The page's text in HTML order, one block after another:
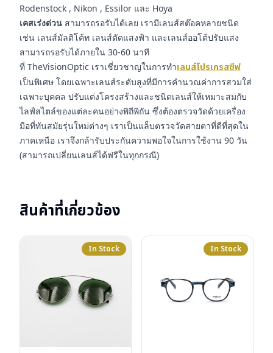
Rodenstock , Nikon , Essilor และ Hoya
เคสเร่งด่วน สามารถรอรับได้เลย เรามีเลนส์สต๊อคหลายชนิด
เช่น เลนส์มัลติโค้ท เลนส์ตัดแสงฟ้า และเลนส์ออโต้ปรับแสง
สามารถรอรับได้ภายใน 30-60 นาที
ที่ TheVisionOptic เราเชี่ยวชาญในการทำเลนส์โปรเกรสซีฟ
เป็นพิเศษ โดยเฉพาะเลนส์ระดับสูงที่มีการคำนวณค่าการสวมใส่
เฉพาะบุคคล ปรับแต่งโครงสร้างและชนิดเลนส์ให้เหมาะสมกับ
ไลฟ์สไตล์ของแต่ละคนอย่างพิถีพิถัน ซึ่งต้องตรวจวัดด้วยเครื่อง
มือที่ทันสมัยรุ่นใหม่ต่างๆ เราเป็นแล็บตรวจวัดสายตาที่ดีที่สุดใน
ภาคเหนือ เราจึงกล้ารับประกันความพอใจในการใช้งาน 90 วัน
(สามารถเปลี่ยนเลนส์ได้ฟรีในทุกกรณี)
สินค้าที่เกี่ยวข้อง
In Stock In Stock